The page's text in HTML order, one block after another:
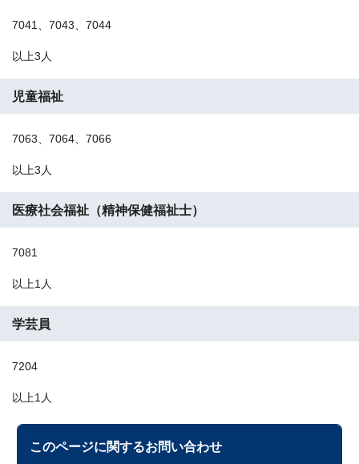
7041、7043、7044
以上3人
児童福祉
7063、7064、7066
以上3人
医療社会福祉（精神保健福祉士）
7081
以上1人
学芸員
7204
以上1人
このページに関するお問い合わせ